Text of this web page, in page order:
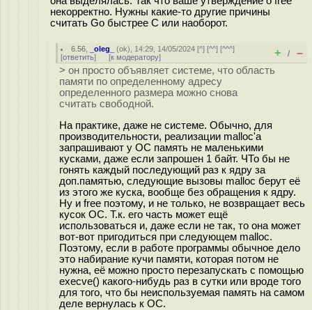
некорректно. Нужны какие-то другие причины
считать Go быстрее C или наоборот.
6.56 _oleg_ (ok), 14:29, 14/05/2024 [^] [^^] [^^^]
[ответить] [к модератору] + / –
> он просто объявляет системе, что область
памяти по определенному адресу
определенного размера можно снова
считать свободной.
На практике, даже не системе. Обычно, для
производительности, реализации malloc'а
запрашивают у ОС память не маленькими
кусками, даже если запрошен 1 байт. ЧТо бы не
гонять каждый последующий раз к ядру за
доп.памятью, следующие вызовы malloc берут её
из этого же куска, вообще без обращения к ядру.
Ну и free поэтому, и не только, не возвращает весь
кусок ОС. Т.к. его часть может ещё
использоваться и, даже если не так, то она может
вот-вот пригодиться при следующем malloc.
Поэтому, если в работе программы обычное дело
это набирание кучи памяти, которая потом не
нужна, её можно просто перезапускать с помощью
execve() какого-нибудь раз в сутки или вроде того
для того, что бы неиспользуемая память на самом
деле вернулась к ОС.